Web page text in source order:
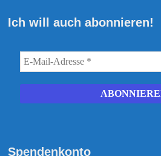
Ich will auch abonnieren!
Spendenkonto